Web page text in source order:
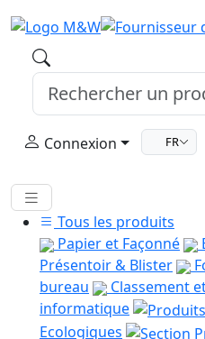
Connexion FR
Tous les produits
Papier et Façonné
Présentoir & Blister
bureau
Classement
informatique
Ecologiques